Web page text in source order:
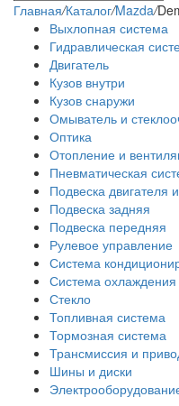
Главная/Каталог/Mazda/
Выхлопная система
Гидравлическая
Двигатель
Кузов внутри
Кузов снаружи
Омыватель и
Оптика
Отопление и
Пневматическая
Подвеска двигателя
Подвеска задняя
Подвеска передняя
Рулевое управление
Система
Система охлаждения
Стекло
Топливная система
Тормозная система
Трансмиссия и
Шины и диски